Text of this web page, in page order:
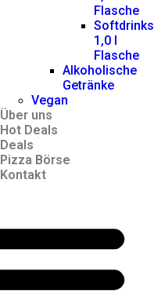
Flasche
Softdrinks
1,0 l
Flasche
Alkoholische
Getränke
Vegan
Über uns
Hot Deals
Deals
Pizza Börse
Kontakt